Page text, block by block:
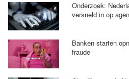
Onderzoek:
versneld in op
Banken starten
fraude